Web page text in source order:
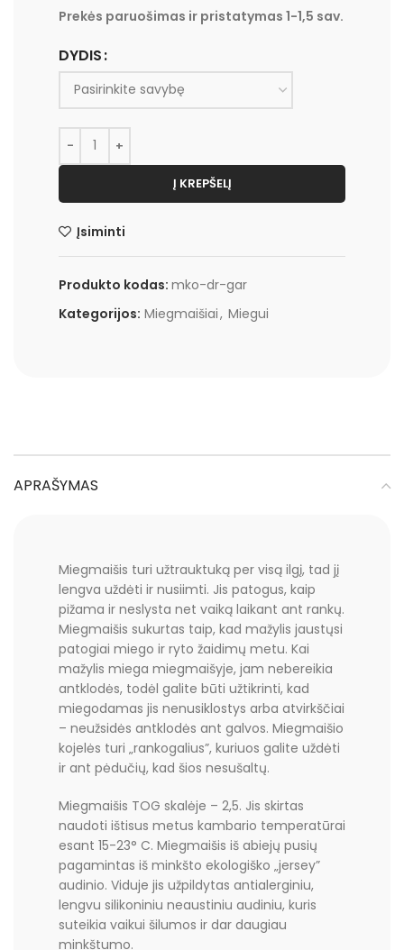
Prekės paruošimas ir pristatymas 1-1,5 sav.
DYDIS
Į KREPŠELĮ
Įsiminti
Produkto kodas: mko-dr-gar
Kategorijos: Miegmaišiai, Miegui
APRAŠYMAS
Miegmaišis turi užtrauktuką per visą ilgį, tad jį
lengva uždėti ir nusiimti. Jis patogus, kaip
pižama ir neslysta net vaiką laikant ant rankų.
Miegmaišis sukurtas taip, kad mažylis jaustųsi
patogiai miego ir ryto žaidimų metu. Kai
mažylis miega miegmaišyje, jam nebereikia
antklodės, todėl galite būti užtikrinti, kad
miegodamas jis nenusiklostys arba atvirkščiai
– neužsidės antklodės ant galvos. Miegmaišio
kojelės turi „rankogalius”, kuriuos galite uždėti
ir ant pėdučių, kad šios nesušaltų.
Miegmaišis TOG skalėje – 2,5. Jis skirtas
naudoti ištisus metus kambario temperatūrai
esant 15-23° C. Miegmaišis iš abiejų pusių
pagamintas iš minkšto ekologiško „jersey”
audinio. Viduje jis užpildytas antialerginiu,
lengvu silikoniniu neaustiniu audiniu, kuris
suteikia vaikui šilumos ir dar daugiau
minkštumo.